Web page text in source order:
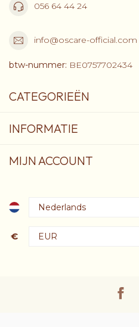
056 64 44 24
info@oscare-official.com
btw-nummer: BE0757702434
CATEGORIEËN
INFORMATIE
MIJN ACCOUNT
€